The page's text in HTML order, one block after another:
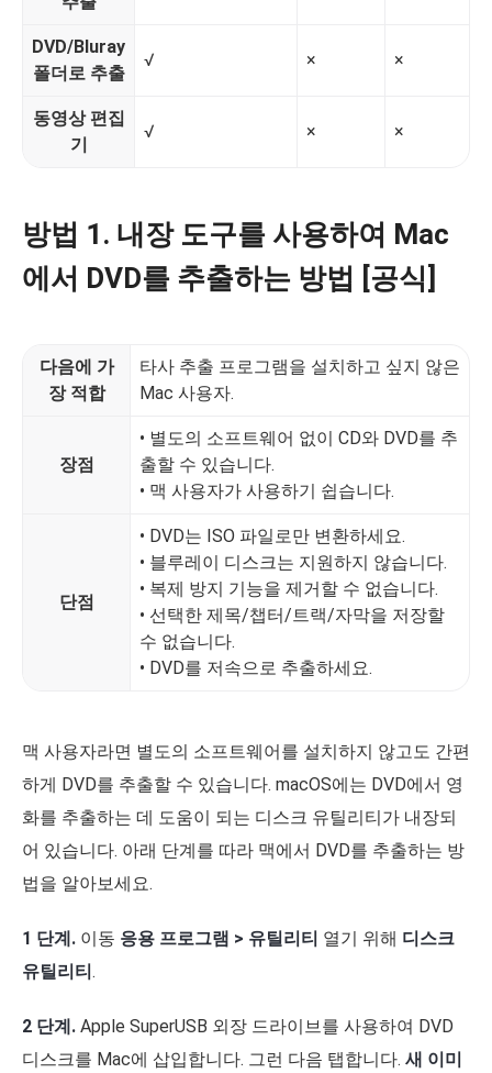
DVD/Bluray
폴더로 추출
√ × ×
동영상 편집
기
√ × ×
방법 1. 내장 도구를 사용하여 Mac
에서 DVD를 추출하는 방법 [공식]
다음에 가
장 적합
타사 추출 프로그램을 설치하고 싶지 않은
Mac 사용자.
장점
• 별도의 소프트웨어 없이 CD와 DVD를 추
출할 수 있습니다.
• 맥 사용자가 사용하기 쉽습니다.
단점
• DVD는 ISO 파일로만 변환하세요.
• 블루레이 디스크는 지원하지 않습니다.
• 복제 방지 기능을 제거할 수 없습니다.
• 선택한 제목/챕터/트랙/자막을 저장할
수 없습니다.
• DVD를 저속으로 추출하세요.
맥 사용자라면 별도의 소프트웨어를 설치하지 않고도 간편
하게 DVD를 추출할 수 있습니다. macOS에는 DVD에서 영
화를 추출하는 데 도움이 되는 디스크 유틸리티가 내장되
어 있습니다. 아래 단계를 따라 맥에서 DVD를 추출하는 방
법을 알아보세요.
1 단계. 이동 응용 프로그램 > 유틸리티 열기 위해 디스크
유틸리티.
2 단계. Apple SuperUSB 외장 드라이브를 사용하여 DVD
디스크를 Mac에 삽입합니다. 그런 다음 탭합니다. 새 이미